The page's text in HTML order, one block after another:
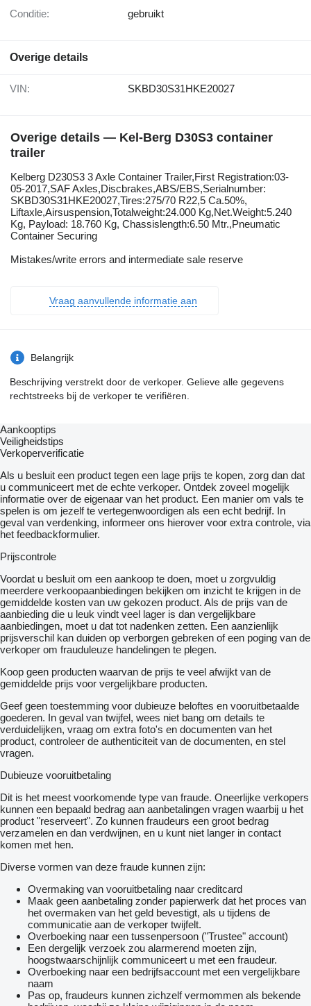
Conditie: gebruikt
Overige details
VIN: SKBD30S31HKE20027
Overige details — Kel-Berg D30S3 container
trailer
Kelberg D230S3 3 Axle Container Trailer,First Registration:03-
05-2017,SAF Axles,Discbrakes,ABS/EBS,Serialnumber:
SKBD30S31HKE20027,Tires:275/70 R22,5 Ca.50%,
Liftaxle,Airsuspension,Totalweight:24.000 Kg,Net.Weight:5.240
Kg, Payload: 18.760 Kg, Chassislength:6.50 Mtr.,Pneumatic
Container Securing
Mistakes/write errors and intermediate sale reserve
Vraag aanvullende informatie aan
Belangrijk
Beschrijving verstrekt door de verkoper. Gelieve alle gegevens
rechtstreeks bij de verkoper te verifiëren.
Aankooptips
Veiligheidstips
Verkoperverificatie
Als u besluit een product tegen een lage prijs te kopen, zorg dan dat
u communiceert met de echte verkoper. Ontdek zoveel mogelijk
informatie over de eigenaar van het product. Een manier om vals te
spelen is om jezelf te vertegenwoordigen als een echt bedrijf. In
geval van verdenking, informeer ons hierover voor extra controle, via
het feedbackformulier.
Prijscontrole
Voordat u besluit om een ​​aankoop te doen, moet u zorgvuldig
meerdere verkoopaanbiedingen bekijken om inzicht te krijgen in de
gemiddelde kosten van uw gekozen product. Als de prijs van de
aanbieding die u leuk vindt veel lager is dan vergelijkbare
aanbiedingen, moet u dat tot nadenken zetten. Een aanzienlijk
prijsverschil kan duiden op verborgen gebreken of een poging van de
verkoper om frauduleuze handelingen te plegen.
Koop geen producten waarvan de prijs te veel afwijkt van de
gemiddelde prijs voor vergelijkbare producten.
Geef geen toestemming voor dubieuze beloftes en vooruitbetaalde
goederen. In geval van twijfel, wees niet bang om details te
verduidelijken, vraag om extra foto's en documenten van het
product, controleer de authenticiteit van de documenten, en stel
vragen.
Dubieuze vooruitbetaling
Dit is het meest voorkomende type van fraude. Oneerlijke verkopers
kunnen een bepaald bedrag aan aanbetalingen vragen waarbij u het
product "reserveert". Zo kunnen fraudeurs een groot bedrag
verzamelen en dan verdwijnen, en u kunt niet langer in contact
komen met hen.
Diverse vormen van deze fraude kunnen zijn:
Overmaking van vooruitbetaling naar creditcard
Maak geen aanbetaling zonder papierwerk dat het proces van
het overmaken van het geld bevestigt, als u tijdens de
communicatie aan de verkoper twijfelt.
Overboeking naar een tussenpersoon ("Trustee" account)
Een dergelijk verzoek zou alarmerend moeten zijn,
hoogstwaarschijnlijk communiceert u met een fraudeur.
Overboeking naar een bedrijfsaccount met een vergelijkbare
naam
Pas op, fraudeurs kunnen zichzelf vermommen als bekende